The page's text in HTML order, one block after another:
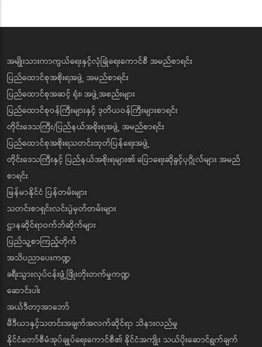
အမျိုးသားကာကွယ်ရေးနှင့်လုံခြုံရေးကောင်စီ အမည်စာရင်း
ပြည်ထောင်စုအစိုးရအဖွဲ့ အမည်စာရင်း
ပြည်ထောင်စုအဆင့် ရုံး၊ အဖွဲ့အစည်းများ
ပြည်ထောင်စုဝန်ကြီးများနှင့် ဒုတိယဝန်ကြီးများစာရင်း
တိုင်းဒေသကြီး/ပြည်နယ်အစိုးရအဖွဲ့ အမည်စာရင်း
ပြည်ထောင်စုအစိုးရသတင်းထုတ်ပြန်ရေးအဖွဲ့
တိုင်းဒေသကြီးနှင့် ပြည်နယ်အစိုးရများ၏ ပြောရေးဆိုခွင့်ပုဂ္ဂိုလ်များ အမည်
စာရင်း
မြန်မာနိုင်ငံ ပြန်တမ်းများ
သတင်းစာရှင်းလင်းပွဲမှတ်တမ်းများ
ဌာနဆိုင်ရာဝက်ဘ်ဆိုက်များ
ပြည်သူ့စာကြည့်တိုက်
အသိပညာပေးကဏ္ဍ
ခရီးသွားလုပ်ငန်းဖွံ့ဖြိုးတိုးတက်မှုကဏ္ဍ
ဆောင်းပါး
အယ်ဒီတာ့အာဘော်
မီဒီယာနှင့်သတင်းအချက်အလက်ဆိုင်ရာ သိနားလည်မှု
နိုင်ငံတော်စီမံအုပ်ချုပ်ရေးကောင်စီ၏ နိုင်ငံအကျိုး သယ်ပိုးဆောင်ရွက်ချက်